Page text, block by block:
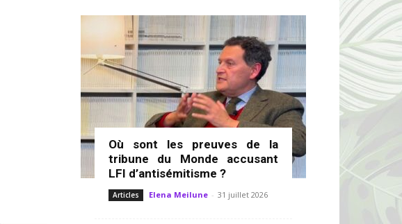
Où sont les preuves de la
tribune du Monde accusant
LFI d’antisémitisme ?
Articles Elena Meilune - 31 juillet 2026